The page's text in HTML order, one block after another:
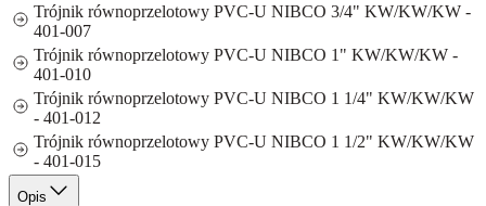
Trójnik równoprzelotowy PVC-U NIBCO 3/4" KW/KW/KW -
401-007
Trójnik równoprzelotowy PVC-U NIBCO 1" KW/KW/KW -
401-010
Trójnik równoprzelotowy PVC-U NIBCO 1 1/4" KW/KW/KW
- 401-012
Trójnik równoprzelotowy PVC-U NIBCO 1 1/2" KW/KW/KW
- 401-015
Opis